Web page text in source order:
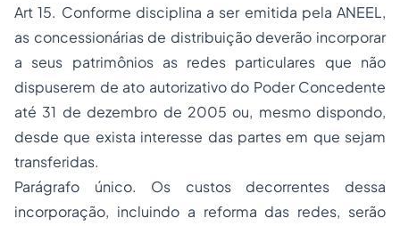
Art 15. Conforme disciplina a ser emitida pela ANEEL,
as concessionárias de distribuição deverão incorporar
a seus patrimônios as redes particulares que não
dispuserem de ato autorizativo do Poder Concedente
até 31 de dezembro de 2005 ou, mesmo dispondo,
desde que exista interesse das partes em que sejam
transferidas.
Parágrafo único. Os custos decorrentes dessa
incorporação, incluindo a reforma das redes, serão